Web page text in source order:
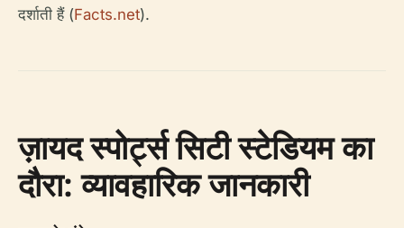
दर्शाती हैं (Facts.net).
ज़ायद स्पोर्ट्स सिटी स्टेडियम का
दौरा: व्यावहारिक जानकारी